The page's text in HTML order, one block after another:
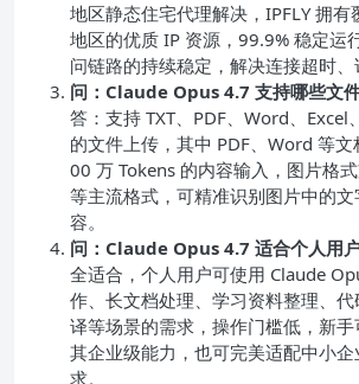
地区静态住宅代理解决，IPFLY 拥
地区的优质 IP 资源，99.9% 稳定运
问链路的持续稳定，解决连接超时、
问：Claude Opus 4.7 支持哪些文
答：支持 TXT、PDF、Word、Excel
的文件上传，其中 PDF、Word 等
00 万 Tokens 的内容输入，图片格式
等主流格式，可精准识别图片中的
容。
问：Claude Opus 4.7 适合个人用
全适合，个人用户可使用 Claude
作、长文档处理、学习资料整理、
译等场景的需求，操作门槛低，新
其企业级能力，也可完美适配中小
求。